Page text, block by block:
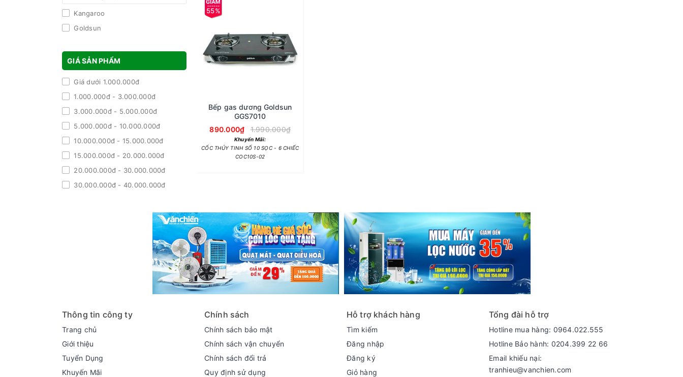
Kangaroo
Goldsun
GIÁ SẢN PHẨM
Giá dưới 1.000.000đ
1.000.000đ - 3.000.000đ
3.000.000đ - 5.000.000đ
5.000.000đ - 10.000.000đ
10.000.000đ - 15.000.000đ
15.000.000đ - 20.000.000đ
20.000.000đ - 30.000.000đ
30.000.000đ - 40.000.000đ
55%
Bếp gas dương Goldsun
GGS7010
890.000₫
1.990.000₫
Khuyến Mãi:
CỐC THỦY TINH SỐ 10 SỌC - 6 CHIẾC
COC10S-02
Thông tin công ty
Trang chủ
Giới thiệu
Tuyển Dụng
Khuyến Mãi
Chính sách
Chính sách bảo mật
Chính sách vận chuyển
Chính sách đổi trả
Quy định sử dụng
Hỗ trợ khách hàng
Tìm kiếm
Đăng nhập
Đăng ký
Giỏ hàng
Tổng đài hỗ trợ
Hotline mua hàng: 0964.022.555
Hotline Bảo hành: 0204.399 22 66
Email khiếu nại:
tranhieu@vanchien.com